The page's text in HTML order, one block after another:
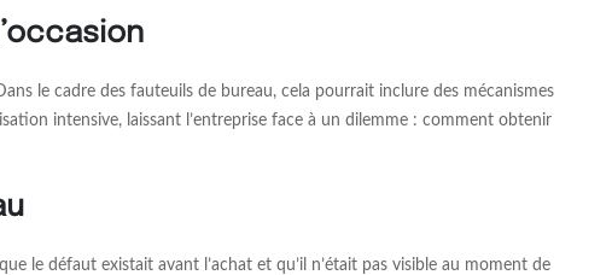
le cadre des fauteuils de bureau, cela pourrait inclure des mécanismes
intensive, laissant l’entreprise face à un dilemme : comment obtenir
le défaut existait avant l’achat et qu’il n’était pas visible au moment de